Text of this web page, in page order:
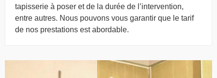
tapisserie à poser et de la durée de l’intervention,
entre autres. Nous pouvons vous garantir que le tarif
de nos prestations est abordable.